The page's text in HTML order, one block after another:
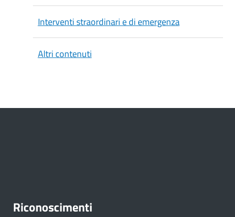
Interventi straordinari e di emergenza
Altri contenuti
Riconoscimenti